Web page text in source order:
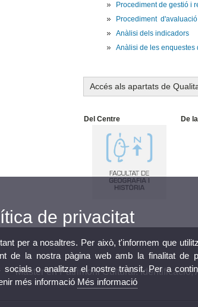
Procediment de gestió i
Procediment
Anàlisi dels indicadors
Anàlisi de les enquestes
Accés als apartats de
Del Centre De
Màster en Patrimoni Cultural: Identificació,
de privacitat
per a nosaltres. Per això, t'informem que
de la nostra pàgina web amb la finalitat de
socials o analitzar el nostre trànsit. Per a
més informació Més informació